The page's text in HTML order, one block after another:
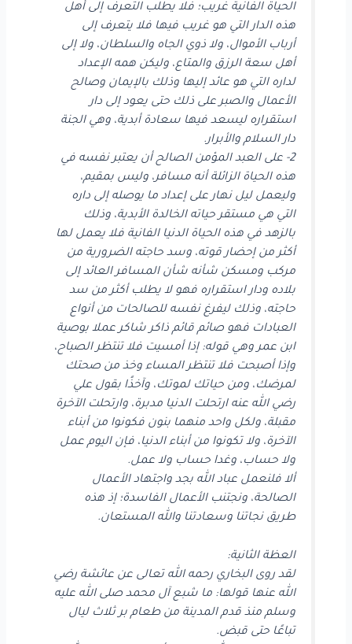
الحياة الفانية غريب؛ فلا يطلب التعرف إلى أهل
هذه الدار التي هو غريب فيها فلا يتعرف إلى
أرباب الأموال، ولا ذوي الجاه والسلطان، ولا إلى
أهل سعة الرزق والمتاع، وليكن همه الإعداد
لداره التي هو عائد إليها وذلك بالإيمان وصالح
الأعمال والصبر على ذلك حتى يعود إلى دار
استقراره ليسعد فيها سعادة أبدية، وهي الجنة
دار السلام والأبرار.
2- على العبد المؤمن الصالح أن يعتبر نفسه في
هذه الحياة الزائلة أنه مسافر، وليس بمقيم،
وليعمل ليل نهار على إعداد ما يوصله إلى داره
التي هي مستقر حياته الخالدة الأبدية، وذلك
بالزهد في هذه الحياة الدنيا الفانية فلا يعمل لها
أكثر من إحضار قوته، وسد حاجته الضرورية من
مركب ومسكن شأنه شأن المسافر العائد إلى
بلاده ودار استقراره فهو لا يطلب أكثر من سد
حاجته، وذلك ليفرغ نفسه للصالحات من أنواع
العبادات فهو صائم قائم ذاكر شاكر عملا بوصية
ابن عمر وهي قوله: إذا أمسيت فلا تنتظر الصباح،
وإذا أصبحت فلا تنتظر المساء وخذ من صحتك
لمرضك، ومن حياتك لموتك، وآخذًا بقول علي
رضي الله عنه ارتحلت الدنيا مدبرة، وارتحلت الآخرة
مقبلة، ولكل واحد منهما بنون فكونوا من أبناء
الآخرة، ولا تكونوا من أبناء الدنيا، فإن اليوم عمل
ولا حساب، وغدا حساب ولا عمل.
ألا فلنعمل عباد الله بجد واجتهاد الأعمال
الصالحة، ونجتنب الأعمال الفاسدة؛ إذ هذه
طريق نجاتنا وسعادتنا والله المستعان.
العظة الثانية:
لقد روى البخاري رحمه الله تعالى عن عائشة رضي
الله عنها قولها: ما شبع آل محمد صلى الله عليه
وسلم منذ قدم المدينة من طعام بر ثلاث ليال
تباعًا حتى قبض.